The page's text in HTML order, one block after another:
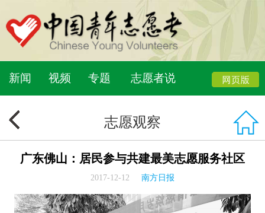
新闻 视频 专题 志愿者说
志愿观察
广东佛山：居民参与共建最美志愿服务社区
2017-12-12 南方日报